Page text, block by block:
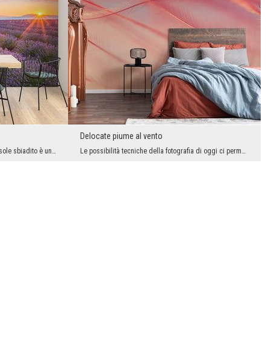
Coltivare la lavanda su uno sfondo di sole sbiadito è una vista bellissima, romantica e d'atmosfe...
Delocate piume al vento
Le possibilità tecniche della fotografia di oggi ci permettono di avere letteralmente ogni pezzo ...